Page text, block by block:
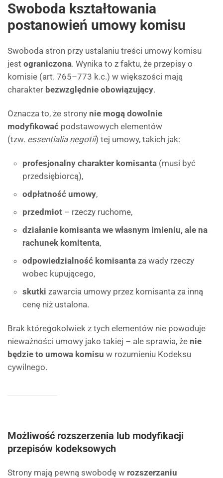
Swoboda kształtowania
postanowień umowy komisu
Swoboda stron przy ustalaniu treści umowy komisu
jest ograniczona. Wynika to z faktu, że przepisy o
komisie (art. 765–773 k.c.) w większości mają
charakter bezwzględnie obowiązujący.
Oznacza to, że strony nie mogą dowolnie
modyfikować podstawowych elementów
(tzw. essentialia negotii) tej umowy, takich jak:
profesjonalny charakter komisanta (musi być
przedsiębiorcą),
odpłatność umowy,
przedmiot – rzeczy ruchome,
działanie komisanta we własnym imieniu, ale na
rachunek komitenta,
odpowiedzialność komisanta za wady rzeczy
wobec kupującego,
skutki zawarcia umowy przez komisanta za inną
cenę niż ustalona.
Brak któregokolwiek z tych elementów nie powoduje
nieważności umowy jako takiej – ale sprawia, że nie
będzie to umowa komisu w rozumieniu Kodeksu
cywilnego.
Możliwość rozszerzenia lub modyfikacji
przepisów kodeksowych
Strony mają pewną swobodę w rozszerzaniu